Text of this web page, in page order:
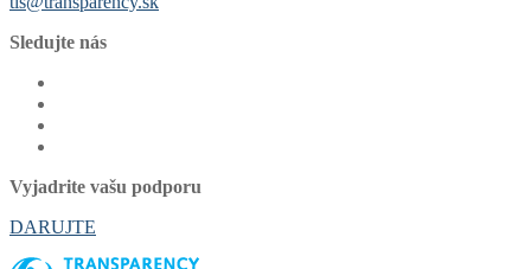
Sledujte nás
Vyjadrite vašu podporu
DARUJTE